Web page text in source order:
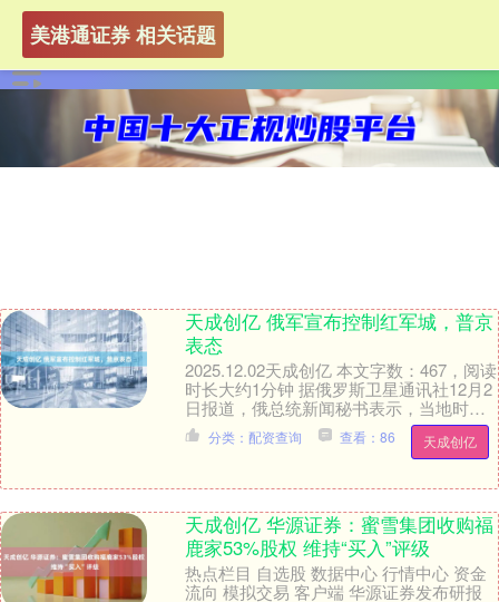
美港通证券 相关话题
天成创亿 俄军宣布控制红军城，普京
表态
2025.12.02天成创亿 本文字数：467，阅读
时长大约1分钟 据俄罗斯卫星通讯社12月2
日报道，俄总统新闻秘书表示，当地时间
11月30日，俄总统普京视察了....
天成创亿
分类：配资查询 查看：86
天成创亿 华源证券：蜜雪集团收购福
鹿家53%股权 维持“买入”评级
热点栏目 自选股 数据中心 行情中心 资金
流向 模拟交易 客户端 华源证券发布研报